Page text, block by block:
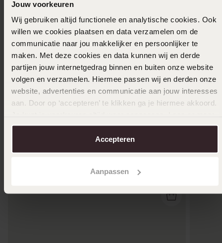
Jouw voorkeuren
Wij gebruiken altijd functionele en analytische cookies. Ook
willen we cookies plaatsen en data verzamelen om de
communicatie naar jou makkelijker en persoonlijker te
maken. Met deze cookies en data kunnen wij en derde
partijen jouw internetgedrag binnen en buiten onze website
volgen en verzamelen. Hiermee passen wij en derden onze
website, advertenties en communicatie aan jouw interesses
aan. Door op ‘accepteren’ te klikken ga je hiermee akkoord.
over in onscookiebeleid.
Accepteren
Aanpassen
Zilveren goldplated kinder ring met zirkonia
34.991750
Zilveren
24.99
Anderen kochten ook